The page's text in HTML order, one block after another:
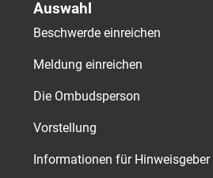
Auswahl
Beschwerde einreichen
Meldung einreichen
Die Ombudsperson
Vorstellung
Informationen für Hinweisgeber